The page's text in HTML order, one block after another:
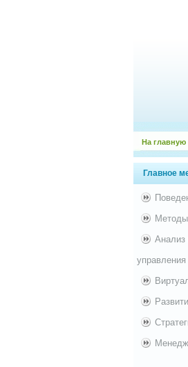
На главную
Главное
Методы
Анализ
управления